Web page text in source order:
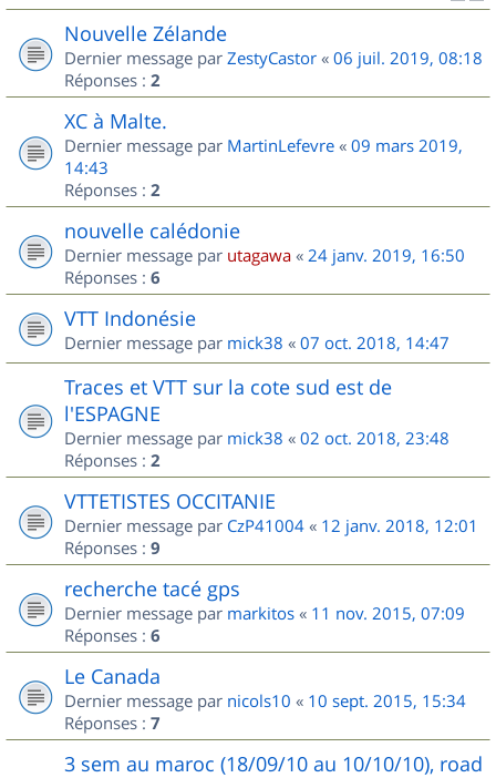
Nouvelle Zélande
Dernier message par ZestyCastor « 06 juil. 2019, 08:18
Réponses : 2
XC à Malte.
Dernier message par MartinLefevre « 09 mars 2019,
14:43
Réponses : 2
nouvelle calédonie
Dernier message par utagawa « 24 janv. 2019, 16:50
Réponses : 6
VTT Indonésie
Dernier message par mick38 « 07 oct. 2018, 14:47
Traces et VTT sur la cote sud est de
l'ESPAGNE
Dernier message par mick38 « 02 oct. 2018, 23:48
Réponses : 2
VTTETISTES OCCITANIE
Dernier message par CzP41004 « 12 janv. 2018, 12:01
Réponses : 9
recherche tacé gps
Dernier message par markitos « 11 nov. 2015, 07:09
Réponses : 6
Le Canada
Dernier message par nicols10 « 10 sept. 2015, 15:34
Réponses : 7
3 sem au maroc (18/09/10 au 10/10/10), road